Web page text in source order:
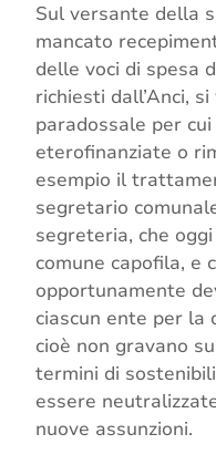
Sul versante della
mancato
delle voci di spesa
richiesti dall’Anci,
paradossale per
eterofinanziate o
esempio il
segretario
segreteria, che
comune capofila, e
opportunamente
ciascun ente per la
cioè non gravano
termini di
essere
nuove assunzioni.